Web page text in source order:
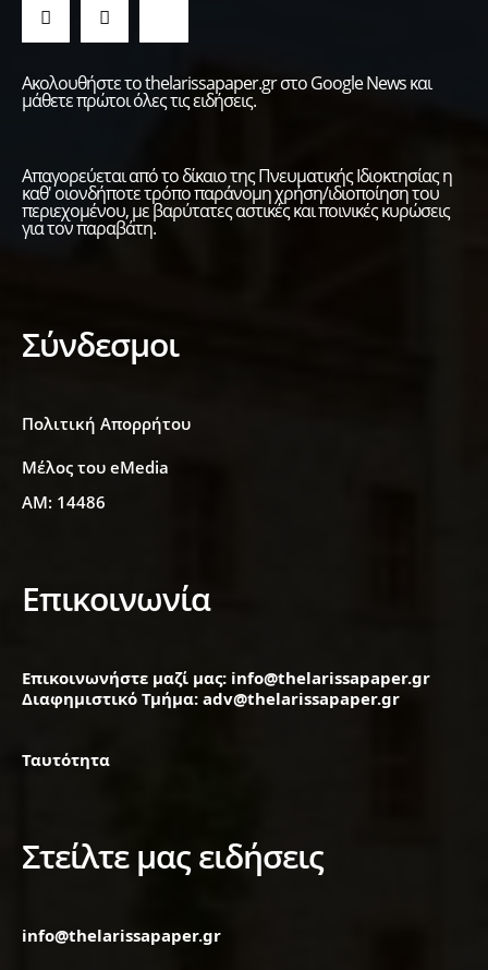
Ακολουθήστε το thelarissapaper.gr στο Google News και
μάθετε πρώτοι όλες τις ειδήσεις.
Απαγορεύεται από το δίκαιο της Πνευματικής Ιδιοκτησίας η
καθ' οιονδήποτε τρόπο παράνομη χρήση/ιδιοποίηση του
περιεχομένου, με βαρύτατες αστικές και ποινικές κυρώσεις
για τον παραβάτη.
Σύνδεσμοι
Πολιτική Απορρήτου
Μέλος του eMedia
ΑΜ: 14486
Επικοινωνία
Επικοινωνήστε μαζί μας: info@thelarissapaper.gr
Διαφημιστικό Τμήμα: adv@thelarissapaper.gr
Ταυτότητα
Στείλτε μας ειδήσεις
info@thelarissapaper.gr